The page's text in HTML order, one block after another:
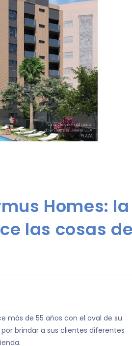
Homes: la
las cosas
más de 55 años con el aval de su
brindar a sus clientes diferentes